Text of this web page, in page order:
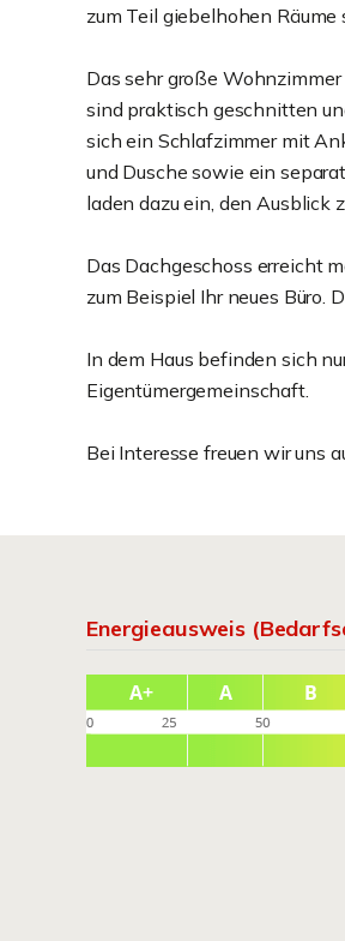
zum Teil giebelhohen
Das sehr große
sind praktisch geschnitten
sich ein Schlafzimmer mit
und Dusche sowie ein
laden dazu ein, den Ausblick
Das Dachgeschoss erreicht
zum Beispiel Ihr neues Büro.
In dem Haus befinden sich
Eigentümergemeinschaft.
Bei Interesse freuen wir uns
Energieausweis